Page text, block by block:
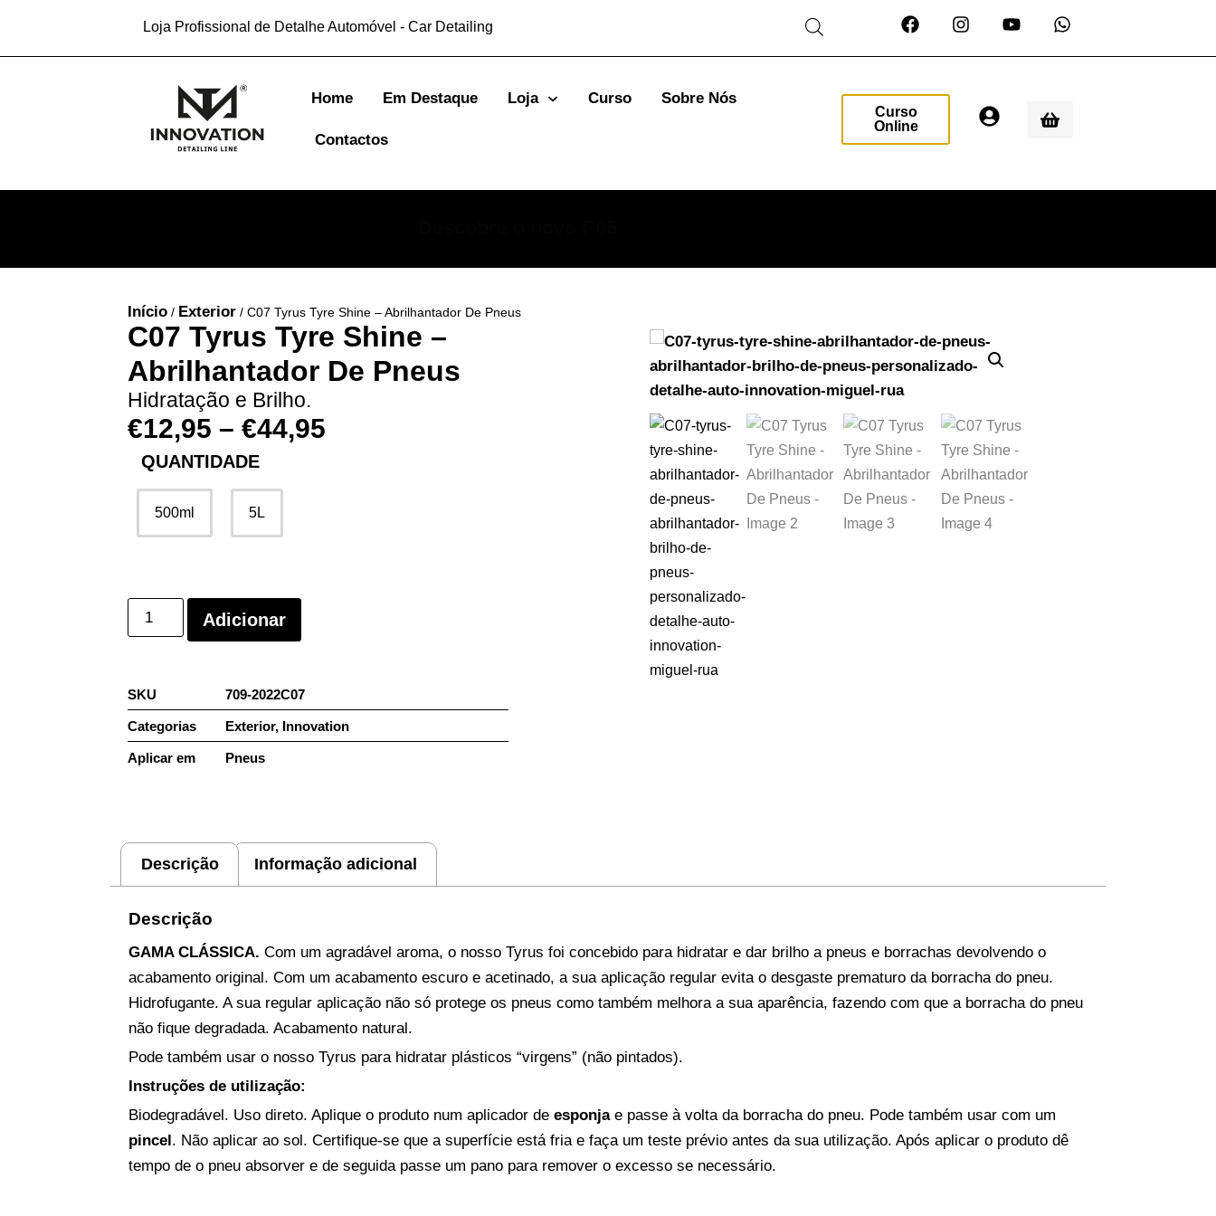
Loja Profissional de Detalhe Automóvel - Car Detailing
Home Em Destaque Loja Curso Sobre Nós
Contactos
Curso
Online
Início / Exterior / C07 Tyrus Tyre Shine – Abrilhantador De Pneus
C07 Tyrus Tyre Shine –
Abrilhantador De Pneus
Hidratação e Brilho.
€12,95 – €44,95
QUANTIDADE
500ml 5L
Adicionar
SKU 709-2022C07
Categorias Exterior, Innovation
Aplicar em Pneus
Descrição Informação adicional
Descrição
GAMA CLÁSSICA. Com um agradável aroma, o nosso Tyrus foi concebido para hidratar e dar brilho a pneus e borrachas devolvendo o
acabamento original. Com um acabamento escuro e acetinado, a sua aplicação regular evita o desgaste prematuro da borracha do pneu.
Hidrofugante. A sua regular aplicação não só protege os pneus como também melhora a sua aparência, fazendo com que a borracha do pneu
não fique degradada. Acabamento natural.
Pode também usar o nosso Tyrus para hidratar plásticos “virgens” (não pintados).
Instruções de utilização:
Biodegradável. Uso direto. Aplique o produto num aplicador de esponjae passe à volta da borracha do pneu. Pode também usar com um
pincel. Não aplicar ao sol. Certifique-se que a superfície está fria e faça um teste prévio antes da sua utilização. Após aplicar o produto dê
tempo de o pneu absorver e de seguida passe um pano para remover o excesso se necessário.